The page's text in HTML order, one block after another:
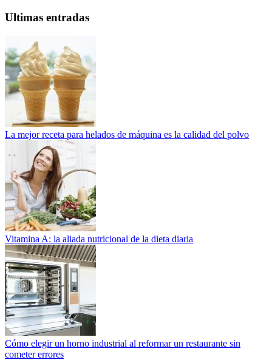
Ultimas entradas
La mejor receta para helados de máquina es la calidad del polvo
Vitamina A: la aliada nutricional de la dieta diaria
Cómo elegir un horno industrial al reformar un restaurante sin
cometer errores